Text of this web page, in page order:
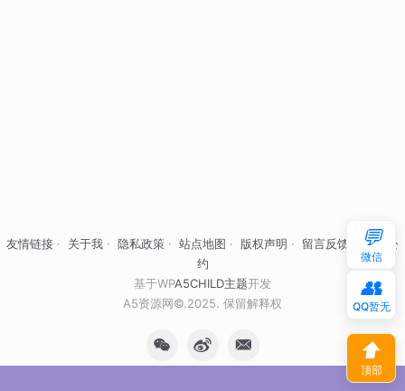
友情链接 · 关于我 · 隐私政策 · 站点地图 · 版权声明 · 留言反馈
自律公
约
基于WPA5CHILD主题开发
A5资源网©.2025. 保留解释权
💬
微信
👥
QQ暂无
⬆
顶部